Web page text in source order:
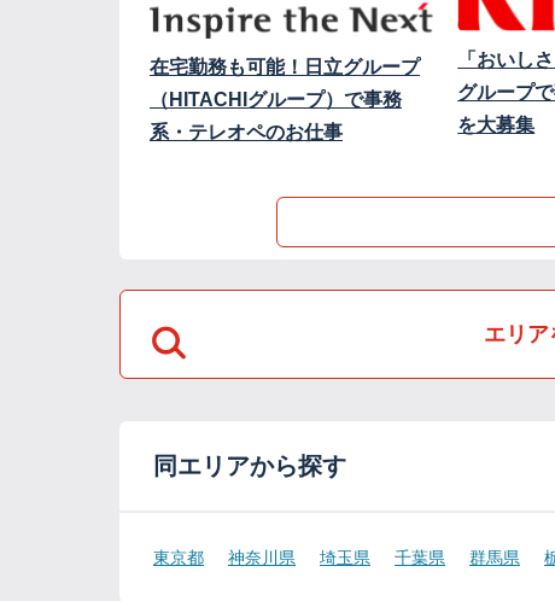
在宅勤務も可能！日立グループ
（HITACHIグループ）で事務
系・テレオペのお仕事
「おいし
グループ
を大募集
エリ
同エリアから探す
東京都 神奈川県 埼玉県 千葉県 群馬県